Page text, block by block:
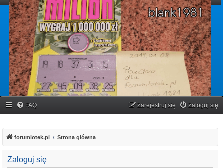
forumlotek.pl
Forum gier liczbowych
FAQ Zaloguj się
Zarejestruj się
forumlotek.pl Strona główna
Zaloguj się